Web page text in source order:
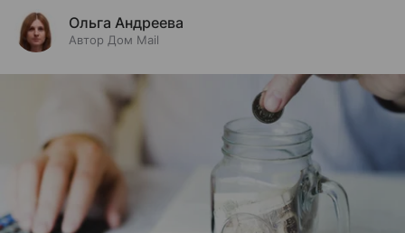
Ольга Андреева
Автор Дом Mail